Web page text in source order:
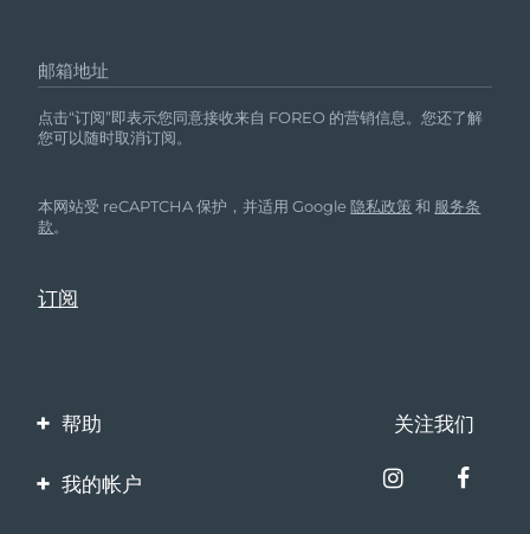
邮箱地址
点击“订阅”即表示您同意接收来自 FOREO 的营销信息。您还了解
您可以随时取消订阅。
本网站受 reCAPTCHA 保护，并适用 Google隐私政策 和 服务条
款。
帮助
联系我们
关注我们
我的帐户